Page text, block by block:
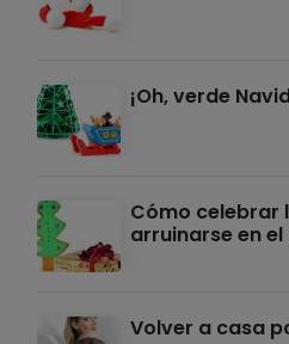
¡Oh, verde
Cómo celebrar
arruinarse en
Volver a casa